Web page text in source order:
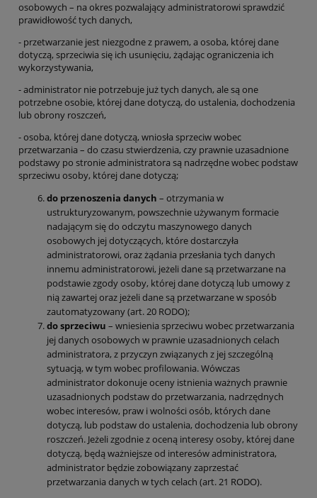
osobowych – na okres pozwalający administratorowi sprawdzić
prawidłowość tych danych,
- przetwarzanie jest niezgodne z prawem, a osoba, której dane
dotyczą, sprzeciwia się ich usunięciu, żądając ograniczenia ich
wykorzystywania,
- administrator nie potrzebuje już tych danych, ale są one
potrzebne osobie, której dane dotyczą, do ustalenia, dochodzenia
lub obrony roszczeń,
- osoba, której dane dotyczą, wniosła sprzeciw wobec
przetwarzania – do czasu stwierdzenia, czy prawnie uzasadnione
podstawy po stronie administratora są nadrzędne wobec podstaw
sprzeciwu osoby, której dane dotyczą;
do przenoszenia danych – otrzymania w
ustrukturyzowanym, powszechnie używanym formacie
nadającym się do odczytu maszynowego danych
osobowych jej dotyczących, które dostarczyła
administratorowi, oraz żądania przesłania tych danych
innemu administratorowi, jeżeli dane są przetwarzane na
podstawie zgody osoby, której dane dotyczą lub umowy z
nią zawartej oraz jeżeli dane są przetwarzane w sposób
zautomatyzowany (art. 20 RODO);
do sprzeciwu – wniesienia sprzeciwu wobec przetwarzania
jej danych osobowych w prawnie uzasadnionych celach
administratora, z przyczyn związanych z jej szczególną
sytuacją, w tym wobec profilowania. Wówczas
administrator dokonuje oceny istnienia ważnych prawnie
uzasadnionych podstaw do przetwarzania, nadrzędnych
wobec interesów, praw i wolności osób, których dane
dotyczą, lub podstaw do ustalenia, dochodzenia lub obrony
roszczeń. Jeżeli zgodnie z oceną interesy osoby, której dane
dotyczą, będą ważniejsze od interesów administratora,
administrator będzie zobowiązany zaprzestać
przetwarzania danych w tych celach (art. 21 RODO).